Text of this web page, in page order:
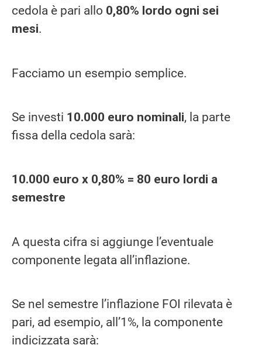
cedola è pari allo 0,80% lordo ogni sei
mesi.
Facciamo un esempio semplice.
Se investi 10.000 euro nominali, la parte
fissa della cedola sarà:
10.000 euro x 0,80% = 80 euro lordi a
semestre
A questa cifra si aggiunge l’eventuale
componente legata all’inflazione.
Se nel semestre l’inflazione FOI rilevata è
pari, ad esempio, all’1%, la componente
indicizzata sarà: